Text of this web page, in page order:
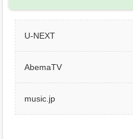
U-NEXT
AbemaTV
music.jp